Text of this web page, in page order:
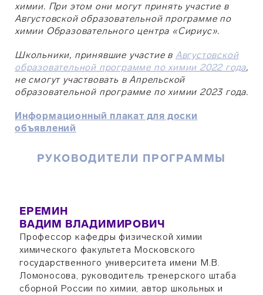
химии. При этом они могут принять участие в
Августовской образовательной программе по
химии Образовательного центра «Сириус».
Школьники, принявшие участие в Августовской
образовательной программе по химии 2022 года,
не смогут участвовать в Апрельской
образовательной программе по химии 2023 года.
Информационный плакат для доски
объявлений
РУКОВОДИТЕЛИ ПРОГРАММЫ
ЕРЕМИН
ВАДИМ ВЛАДИМИРОВИЧ
Профессор кафедры физической химии
химического факультета Московского
государственного университета имени М.В.
Ломоносова, руководитель тренерского штаба
сборной России по химии, автор школьных и